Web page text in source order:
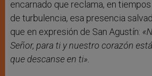
encarnado que reclama, en
de turbulencia, esa presencia
que en expresión de San Agustín:
Señor, para ti y nuestro corazón
que descanse en ti».